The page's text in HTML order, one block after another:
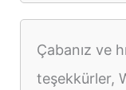
Çabanız ve
teşekkürler,